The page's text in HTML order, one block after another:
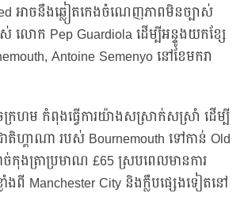
អាចនឹងឆ្លៀតកេងចំណេញភាពមិនច្បាស់
លោក Pep Guardiola ដើម្បីអន្ទូងយកខ្សែ
Antoine Semenyo នៅខែមករា
ក្រហម កំពុងធ្វើការយ៉ាងសស្រាក់សស្រាំ ដើម្បី
ហ្គាណា របស់ Bournemouth ទៅកាន់ Old
ដាច់កុងត្រាប្រមាណ £65 ស្របពេលមានការ
ងពី Manchester City និងក្លឹបផ្សេងទៀតនៅ